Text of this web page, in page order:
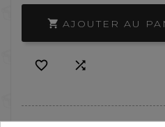
 AJOUTER AU
 